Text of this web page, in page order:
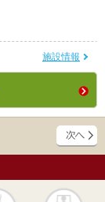
施設情報
貸切風呂